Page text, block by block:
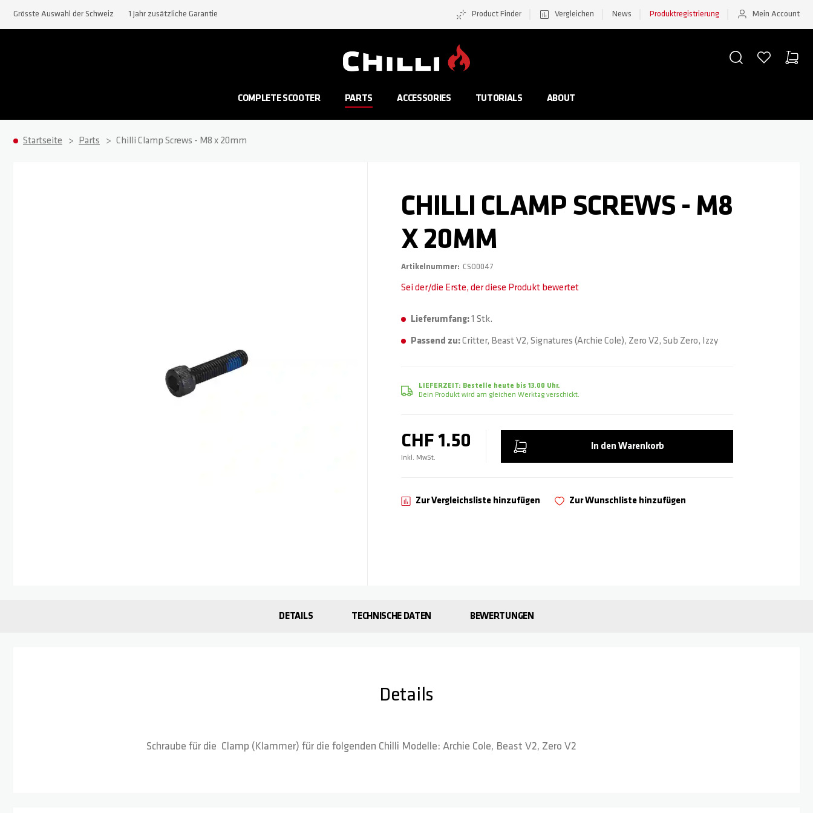
Grösste Auswahl der Schweiz 1 Jahr zusätzliche Garantie Product Finder Vergleichen News Produktregistrierung Mein Account
COMPLETE SCOOTER PARTS ACCESSORIES TUTORIALS ABOUT
SUCHE WUNSCHZETTEL
Startseite Parts Chilli Clamp Screws - M8 x 20mm
CHILLI CLAMP SCREWS - M8
X 20MM
Artikelnummer CSO0047
Sei der/die Erste, der diese Produkt bewertet
Lieferumfang:1 Stk.
Passend zu:Critter, Beast V2, Signatures (Archie Cole), Zero V2, Sub Zero, Izzy
LIEFERZEIT: Bestelle heute bis 13.00 Uhr.
Dein Produkt wird am gleichen Werktag verschickt.
CHF 1.50
Inkl. MwSt.
In den Warenkorb
Zur Wunschliste hinzufügen
Zur Vergleichsliste hinzufügen
DETAILS TECHNISCHE DATEN BEWERTUNGEN
Details
Schraube für die Clamp (Klammer) für die folgenden Chilli Modelle: Archie Cole, Beast V2, Zero V2